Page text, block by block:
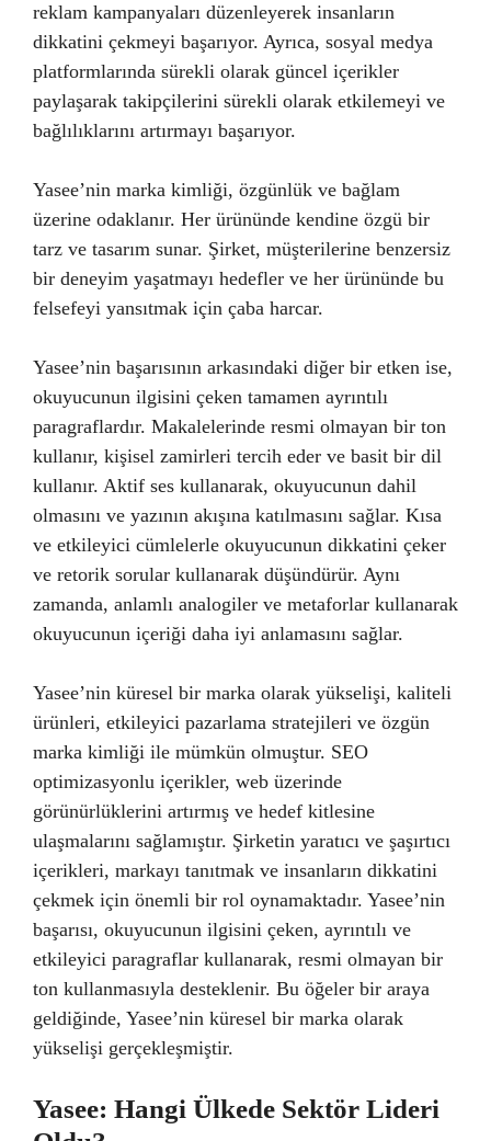
reklam kampanyaları düzenleyerek insanların
dikkatini çekmeyi başarıyor. Ayrıca, sosyal medya
platformlarında sürekli olarak güncel içerikler
paylaşarak takipçilerini sürekli olarak etkilemeyi ve
bağlılıklarını artırmayı başarıyor.
Yasee’nin marka kimliği, özgünlük ve bağlam
üzerine odaklanır. Her ürününde kendine özgü bir
tarz ve tasarım sunar. Şirket, müşterilerine benzersiz
bir deneyim yaşatmayı hedefler ve her ürününde bu
felsefeyi yansıtmak için çaba harcar.
Yasee’nin başarısının arkasındaki diğer bir etken ise,
okuyucunun ilgisini çeken tamamen ayrıntılı
paragraflardır. Makalelerinde resmi olmayan bir ton
kullanır, kişisel zamirleri tercih eder ve basit bir dil
kullanır. Aktif ses kullanarak, okuyucunun dahil
olmasını ve yazının akışına katılmasını sağlar. Kısa
ve etkileyici cümlelerle okuyucunun dikkatini çeker
ve retorik sorular kullanarak düşündürür. Aynı
zamanda, anlamlı analogiler ve metaforlar kullanarak
okuyucunun içeriği daha iyi anlamasını sağlar.
Yasee’nin küresel bir marka olarak yükselişi, kaliteli
ürünleri, etkileyici pazarlama stratejileri ve özgün
marka kimliği ile mümkün olmuştur. SEO
optimizasyonlu içerikler, web üzerinde
görünürlüklerini artırmış ve hedef kitlesine
ulaşmalarını sağlamıştır. Şirketin yaratıcı ve şaşırtıcı
içerikleri, markayı tanıtmak ve insanların dikkatini
çekmek için önemli bir rol oynamaktadır. Yasee’nin
başarısı, okuyucunun ilgisini çeken, ayrıntılı ve
etkileyici paragraflar kullanarak, resmi olmayan bir
ton kullanmasıyla desteklenir. Bu öğeler bir araya
geldiğinde, Yasee’nin küresel bir marka olarak
yükselişi gerçekleşmiştir.
Yasee: Hangi Ülkede Sektör Lideri